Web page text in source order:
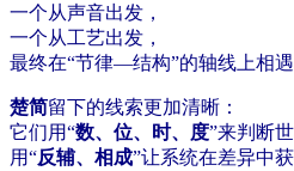
一个从声音出发，
一个从工艺出发，
最终在“节律—结构”的轴线上相遇
楚简留下的线索更加清晰：
它们用“数、位、时、度”来判断
用“反辅、相成”让系统在差异中获